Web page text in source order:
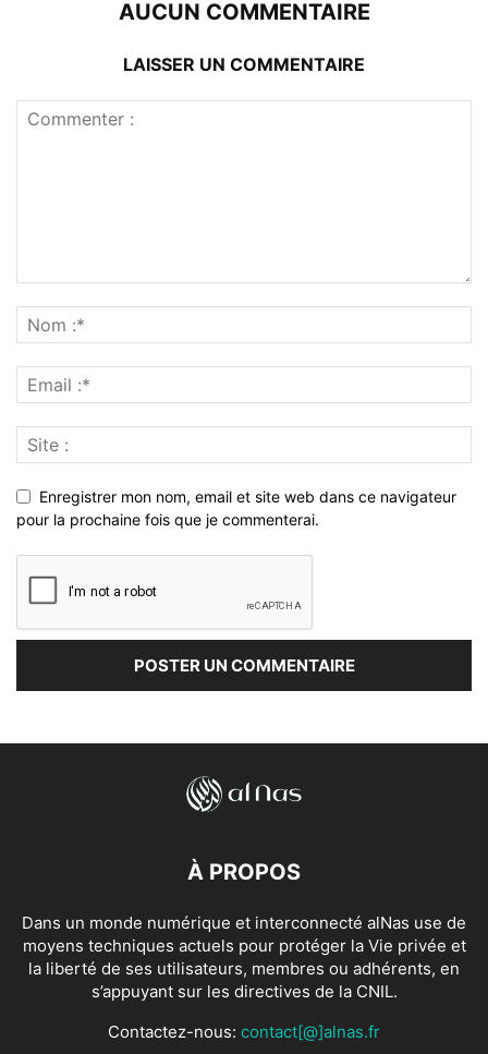
AUCUN COMMENTAIRE
LAISSER UN COMMENTAIRE
Enregistrer mon nom, email et site web dans ce navigateur
pour la prochaine fois que je commenterai.
À PROPOS
Dans un monde numérique et interconnecté alNas use de
moyens techniques actuels pour protéger la Vie privée et
la liberté de ses utilisateurs, membres ou adhérents, en
s’appuyant sur les directives de la CNIL.
Contactez-nous: contact[@]alnas.fr